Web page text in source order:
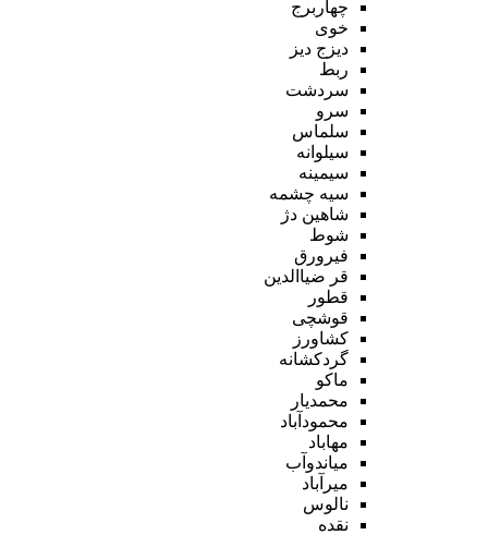
چهاربرج
خوی
دیزج دیز
ربط
سردشت
سرو
سلماس
سیلوانه
سیمینه
سیه چشمه
شاهین دژ
شوط
فیرورق
قر ضیاالدین
قطور
قوشچی
کشاورز
گردکشانه
ماکو
محمدیار
محمودآباد
مهاباد
میاندوآب
میرآباد
نالوس
نقده